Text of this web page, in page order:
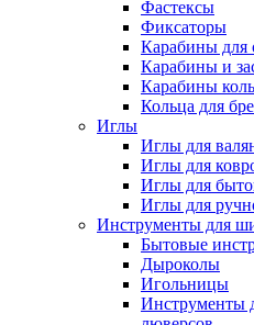
Фастексы
Фиксаторы
Карабины для
Карабины и
Карабины
Кольца для
Иглы
Иглы для
Иглы для
Иглы для
Иглы для
Инструменты для
Бытовые
Дыроколы
Игольницы
Инструменты